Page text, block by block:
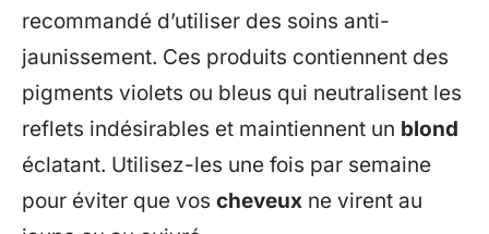
recommandé d’utiliser des soins anti-
jaunissement. Ces produits contiennent des
pigments violets ou bleus qui neutralisent les
reflets indésirables et maintiennent un blond
éclatant. Utilisez-les une fois par semaine
pour éviter que vos cheveux ne virent au